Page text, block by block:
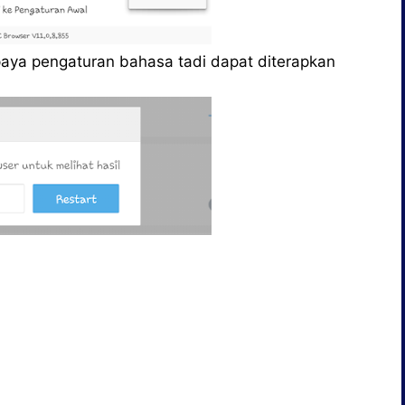
pengaturan bahasa tadi dapat diterapkan